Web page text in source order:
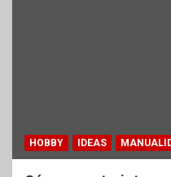
HOBBY IDEAS